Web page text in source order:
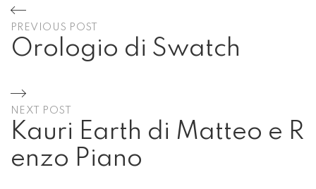
Navigazione
articoli
PREVIOUS POST
Orologio di Swatch
Post
NEXT POST
Kauri Earth di Matteo e R
enzo Piano